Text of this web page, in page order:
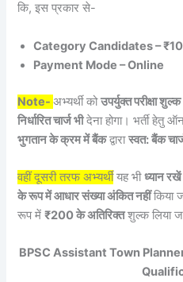
कि, इस प्रकार से-
Category Candidates –
Payment Mode – Online
Note-अभ्यर्थी कोउपर्युक्त परीक्षा शुल्क
निर्धारित चार्ज भीदेना होगा। भर्ती हेतु
भुगतान के क्रम में बैंकद्वारास्वत: बैंक
वहीं दूसरी तरफ अभ्यर्थीयह भीध्यान
के रूप में आधार संख्या अंकित नहींकिया
रूप में₹200 के अतिरिक्तशुल्क लिया
BPSC Assistant Town